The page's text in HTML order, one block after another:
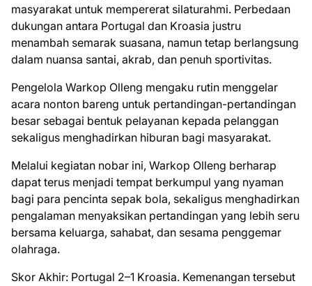
masyarakat untuk mempererat silaturahmi. Perbedaan
dukungan antara Portugal dan Kroasia justru
menambah semarak suasana, namun tetap berlangsung
dalam nuansa santai, akrab, dan penuh sportivitas.
Pengelola Warkop Olleng mengaku rutin menggelar
acara nonton bareng untuk pertandingan-pertandingan
besar sebagai bentuk pelayanan kepada pelanggan
sekaligus menghadirkan hiburan bagi masyarakat.
Melalui kegiatan nobar ini, Warkop Olleng berharap
dapat terus menjadi tempat berkumpul yang nyaman
bagi para pencinta sepak bola, sekaligus menghadirkan
pengalaman menyaksikan pertandingan yang lebih seru
bersama keluarga, sahabat, dan sesama penggemar
olahraga.
Skor Akhir: Portugal 2–1 Kroasia. Kemenangan tersebut